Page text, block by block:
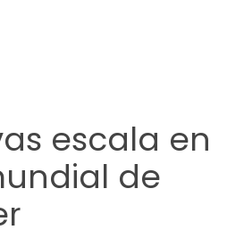
escala en
de